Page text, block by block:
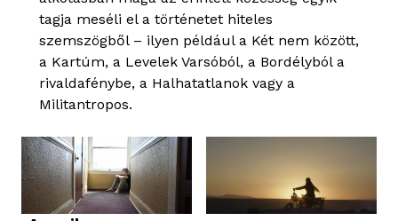
tagja meséli el a történetet hiteles
szemszögből – ilyen például a Két nem között,
a Kartúm, a Levelek Varsóból, a Bordélyból a
rivaldafénybe, a Halhatatlanok vagy a
Militantropos.